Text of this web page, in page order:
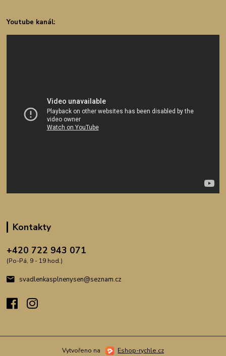
Youtube kanál:
Kontakty
+420 722 943 071
(Po-Pá, 9 - 19 hod.)
svadlenkasplnenysen@seznam.cz
Vytvořeno na Eshop-rychle.cz